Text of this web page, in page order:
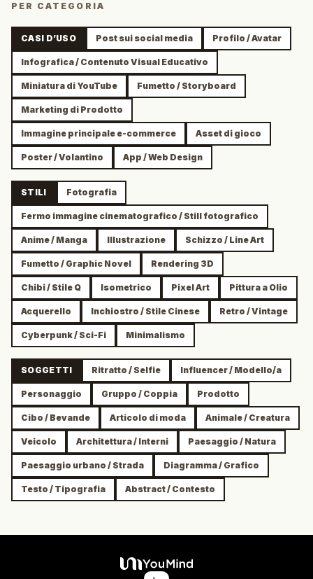
PER CATEGORIA
CASI D’USO Post sui social media Profilo / Avatar
Infografica / Contenuto Visual Educativo
Miniatura di YouTube Fumetto / Storyboard
Marketing di Prodotto
Immagine principale e-commerce Asset di gioco
Poster / Volantino App / Web Design
STILI Fotografia
Fermo immagine cinematografico / Still fotografico
Anime / Manga Illustrazione Schizzo / Line Art
Fumetto / Graphic Novel Rendering 3D
Chibi / Stile Q Isometrico Pixel Art Pittura a Olio
Acquerello Inchiostro / Stile Cinese Retro / Vintage
Cyberpunk / Sci-Fi Minimalismo
SOGGETTI Ritratto / Selfie Influencer / Modello/a
Personaggio Gruppo / Coppia Prodotto
Cibo / Bevande Articolo di moda Animale / Creatura
Veicolo Architettura / Interni Paesaggio / Natura
Paesaggio urbano / Strada Diagramma / Grafico
Testo / Tipografia Abstract / Contesto